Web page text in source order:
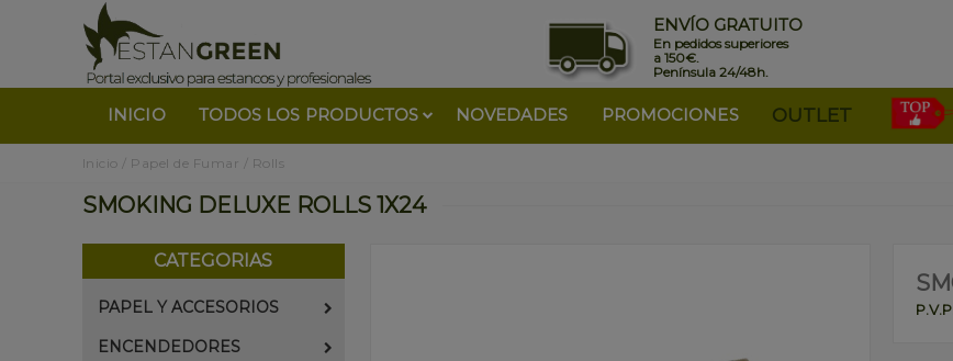
ENVÍO GRATUITO
En pedidos superiores
a 150€.
Península 24/48h.
INICIO TODOS LOS PRODUCTOS NOVEDADES PROMOCIONES OUTLET
Inicio Papel de Fumar Rolls
SMOKING DELUXE ROLLS 1X24
CATEGORIAS
PAPEL Y ACCESORIOS
ENCENDEDORES